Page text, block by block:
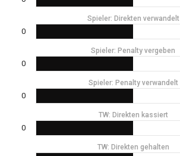
Spieler: Direkten verwandelt
0
Spieler: Penalty vergeben
0
Spieler: Penalty verwandelt
0
TW: Direkten kassiert
0
TW: Direkten gehalten